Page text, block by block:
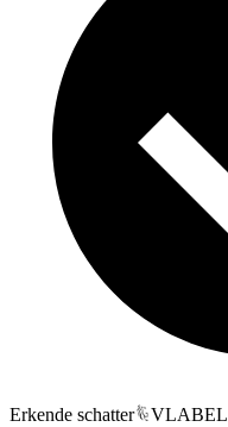
Erkende schatter
VLABEL